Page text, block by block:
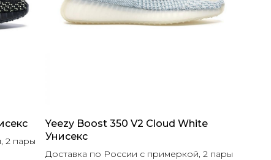
2 пары
Yeezy Boost 350 V2 Cloud White
Унисекс
Доставка по России с примеркой, 2 пары